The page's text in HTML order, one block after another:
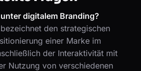
digitalem Branding?
den strategischen
einer Marke im
der Interaktivität mit
Nutzung von verschiedenen